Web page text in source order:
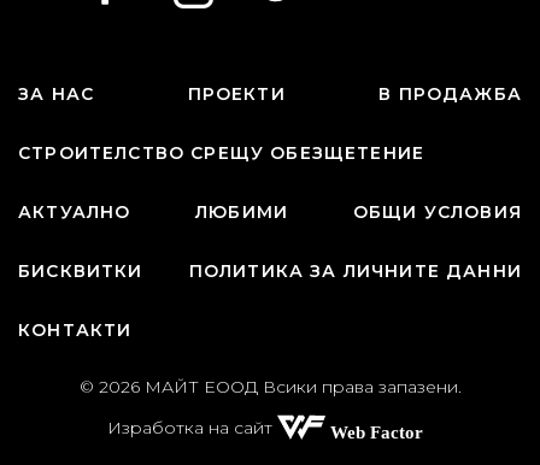
ЗА НАС ПРОЕКТИ В ПРОДАЖБА
СТРОИТЕЛСТВО СРЕЩУ ОБЕЗЩЕТЕНИЕ
АКТУАЛНО ЛЮБИМИ ОБЩИ УСЛОВИЯ
БИСКВИТКИ ПОЛИТИКА ЗА ЛИЧНИТЕ ДАННИ
КОНТАКТИ
© 2026 МАЙТ ЕООД Всики права запазени.
Изработка на сайт